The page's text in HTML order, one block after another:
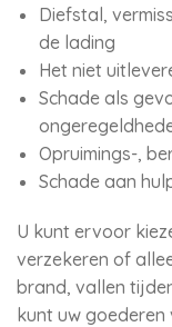
Diefstal,
de lading
Het niet
Schade als
Opruimings-,
Schade aan
U kunt ervoor
verzekeren of
brand, vallen
kunt uw